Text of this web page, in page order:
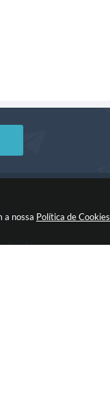
a nossa Política de Cookies